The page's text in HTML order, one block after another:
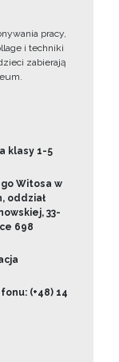
pracy,
i techniki
zabierają
klasy 1-5
Witosa w
oddział
33-
698
(+48) 14